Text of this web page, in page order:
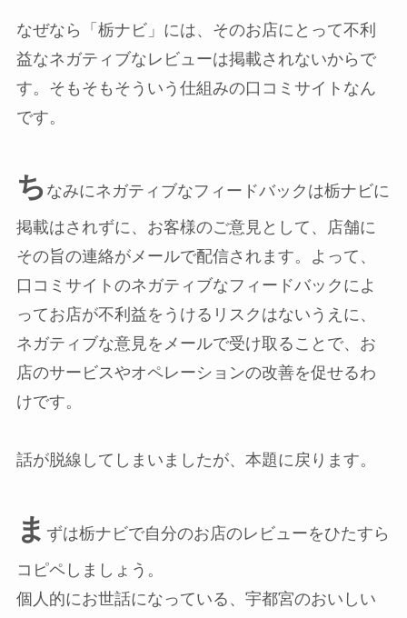
なぜなら「栃ナビ」には、そのお店にとって不利
益なネガティブなレビューは掲載されないからで
す。そもそもそういう仕組みの口コミサイトなん
です。
ち なみにネガティブなフィードバックは栃ナビに
掲載はされずに、お客様のご意見として、店舗に
その旨の連絡がメールで配信されます。よって、
口コミサイトのネガティブなフィードバックによ
ってお店が不利益をうけるリスクはないうえに、
ネガティブな意見をメールで受け取ることで、お
店のサービスやオペレーションの改善を促せるわ
けです。
話が脱線してしまいましたが、本題に戻ります。
ま ずは栃ナビで自分のお店のレビューをひたすら
コピペしましょう。
個人的にお世話になっている、宇都宮のおいしい